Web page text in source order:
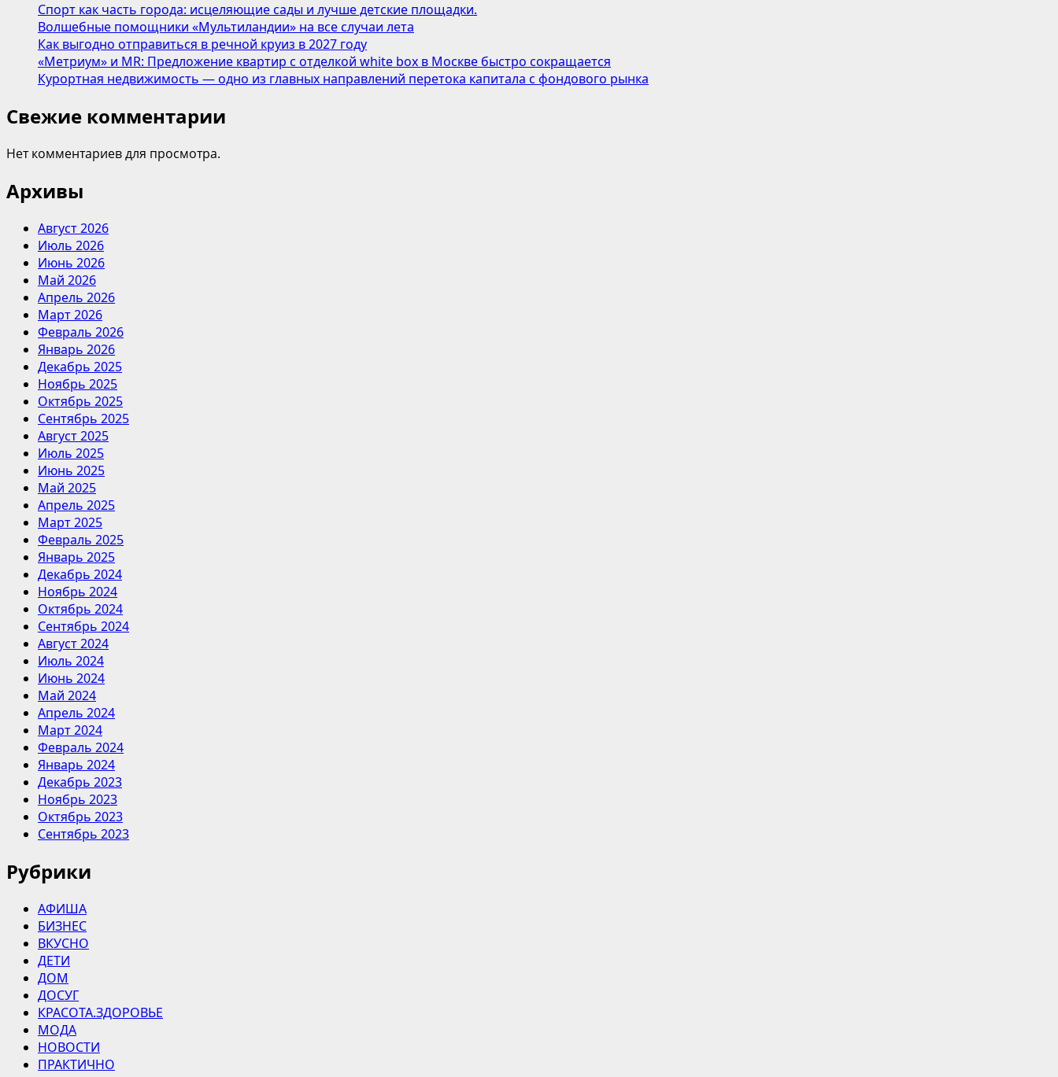
Спорт как часть города: исцеляющие сады и лучше детские площадки.
Волшебные помощники «Мультиландии» на все случаи лета
Как выгодно отправиться в речной круиз в 2027 году
«Метриум» и MR: Предложение квартир с отделкой white box в Москве быстро сокращается
Курортная недвижимость — одно из главных направлений перетока капитала с фондового рынка
Свежие комментарии
Нет комментариев для просмотра.
Архивы
Август 2026
Июль 2026
Июнь 2026
Май 2026
Апрель 2026
Март 2026
Февраль 2026
Январь 2026
Декабрь 2025
Ноябрь 2025
Октябрь 2025
Сентябрь 2025
Август 2025
Июль 2025
Июнь 2025
Май 2025
Апрель 2025
Март 2025
Февраль 2025
Январь 2025
Декабрь 2024
Ноябрь 2024
Октябрь 2024
Сентябрь 2024
Август 2024
Июль 2024
Июнь 2024
Май 2024
Апрель 2024
Март 2024
Февраль 2024
Январь 2024
Декабрь 2023
Ноябрь 2023
Октябрь 2023
Сентябрь 2023
Рубрики
АФИША
БИЗНЕС
ВКУСНО
ДЕТИ
ДОМ
ДОСУГ
КРАСОТА.ЗДОРОВЬЕ
МОДА
НОВОСТИ
ПРАКТИЧНО